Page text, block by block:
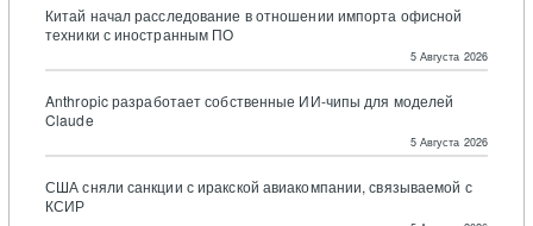
Китай начал расследование в отношении импорта офисной
техники с иностранным ПО
5 Августа 2026
Anthropic разработает собственные ИИ-чипы для моделей
Claude
5 Августа 2026
США сняли санкции с иракской авиакомпании, связываемой с
КСИР